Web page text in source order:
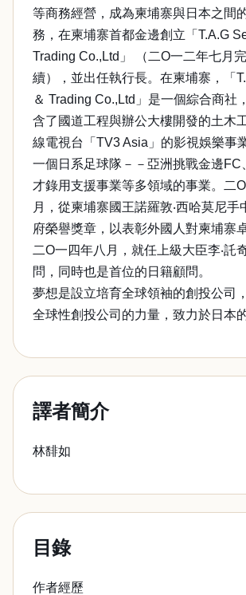
等商務經營，成為柬埔寨與日本之間
務，在柬埔寨首都金邊創立「T.A.G
Trading Co.,Ltd」 （二O一二年七月
續），並出任執行長。在柬埔寨，「
＆ Trading Co.,Ltd」是一個綜合商社
含了國道工程與辦公大樓開發的土木
線電視台「TV3 Asia」的影視娛樂事
一個日系足球隊－－亞洲挑戰金邊FC
才錄用支援事業等多領域的事業。二
月，從柬埔寨國王諾羅敦‧西哈莫尼手
府榮譽獎章，以表彰外國人對柬埔寨
二O一四年八月，就任上級大臣李‧託
問，同時也是首位的日籍顧問。
夢想是設立培育全球領袖的創投公司
全球性創投公司的力量，致力於日本
譯者簡介
林馡如
目錄
作者經歷